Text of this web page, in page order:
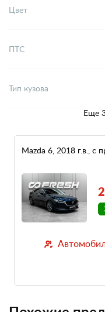
Цвет
ПТС
Тип кузова
Еще
Mazda 6, 2018 г.в., с